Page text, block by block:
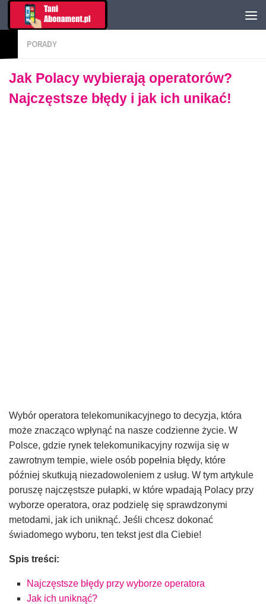
PORADY
Jak Polacy wybierają operatorów?
Najczęstsze błędy i jak ich unikać!
Wybór operatora telekomunikacyjnego to decyzja, która
może znacząco wpłynąć na nasze codzienne życie. W
Polsce, gdzie rynek telekomunikacyjny rozwija się w
zawrotnym tempie, wiele osób popełnia błędy, które
później skutkują niezadowoleniem z usług. W tym artykule
poruszę najczęstsze pułapki, w które wpadają Polacy przy
wyborze operatora, oraz podzielę się sprawdzonymi
metodami, jak ich uniknąć. Jeśli chcesz dokonać
świadomego wyboru, ten tekst jest dla Ciebie!
Spis treści:
Najczęstsze błędy przy wyborze operatora
Jak ich uniknąć?